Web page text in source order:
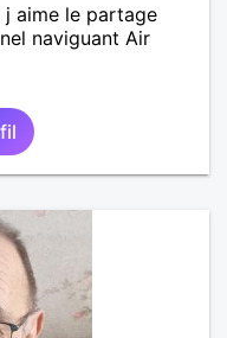
aime le partage
naviguant Air